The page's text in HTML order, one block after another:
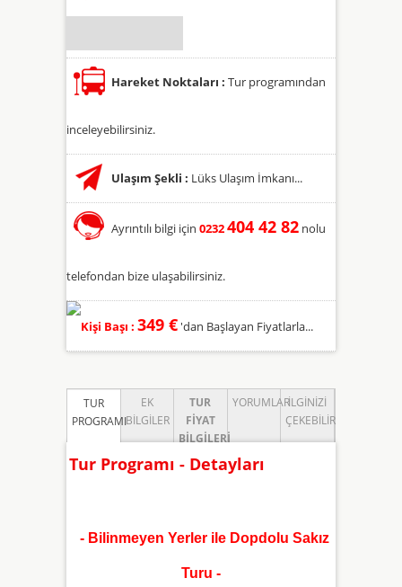
Hareket Noktaları : Tur programından
inceleyebilirsiniz.
Ulaşım Şekli : Lüks Ulaşım İmkanı...
Ayrıntılı bilgi için 0232404 42 82 nolu
telefondan bize ulaşabilirsiniz.
Kişi Başı : 349 €'dan Başlayan Fiyatlarla...
TUR
PROGRAMI
EK
BILGILER
TUR
FIYAT
BILGILERI
YORUMLARİLGINIZI
ÇEKEBILIR
Tur Programı - Detayları
- Bilinmeyen Yerler ile Dopdolu Sakız
Turu -